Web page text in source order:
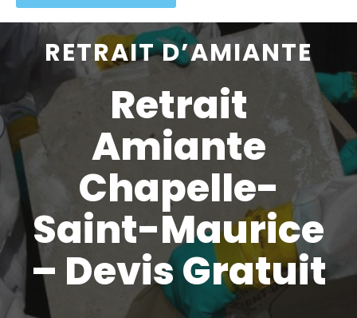
RETRAIT D’AMIANTE
Retrait
Amiante
Chapelle-
Saint-Maurice
– Devis Gratuit